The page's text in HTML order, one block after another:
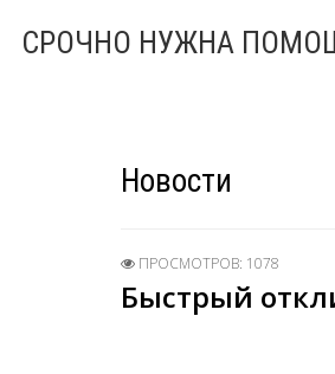
СРОЧНО НУЖНА
Новости
ПРОСМОТРОВ: 1078
Быстрый